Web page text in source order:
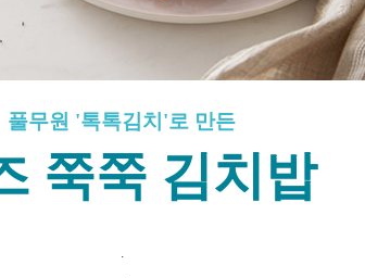
풀무원 '톡톡김치'로 만든
쭉쭉 김치밥